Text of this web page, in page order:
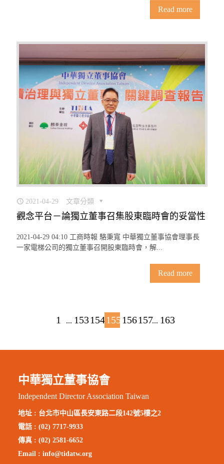
Read more
2021-04-29 文章分類
觀念平台－論獨立董事召集股東臨時會的妥當性
2021-04-29 04:10 工商時報 駱秉寬 中華獨立董事協會理事長
一家電梯公司的獨立董事召開股東臨時會，解...
Read more
1 ... 153154 155 156157... 163
中華獨立董事協會
Independent Director Association Taiwan
地址 : 台北市中山區長安東路二段142號5樓之2
電話 : (02) 7717-9933
傳真 : (02) 2581-6652
Email :info@tidatw.org